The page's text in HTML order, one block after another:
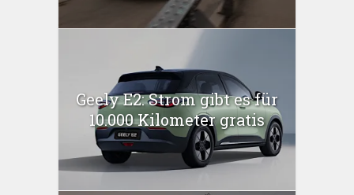
Geely E2: Strom gibt es für
10.000 Kilometer gratis